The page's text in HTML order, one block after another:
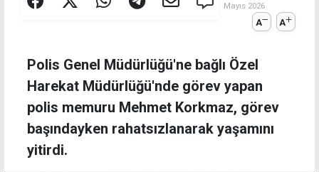
Mayıs 2026
A A
Polis Genel Müdürlüğü'ne bağlı Özel
Harekat Müdürlüğü'nde görev yapan
polis memuru Mehmet Korkmaz, görev
başındayken rahatsızlanarak yaşamını
yitirdi.